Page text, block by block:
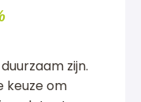
zijn.
keuze om